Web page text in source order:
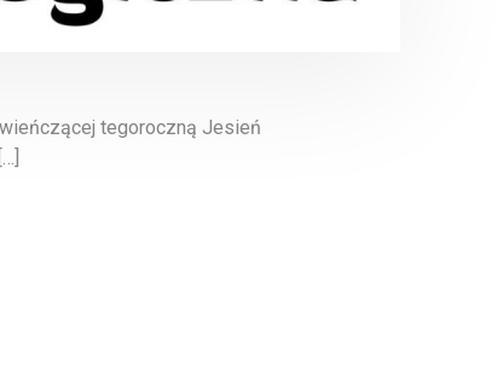
tegoroczną Jesień